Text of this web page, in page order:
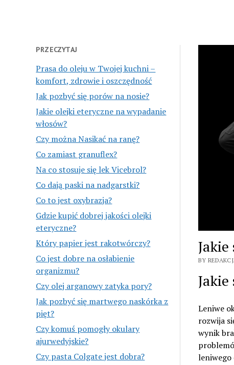
PRZECZYTAJ
Prasa do oleju w Twojej kuchni –
komfort, zdrowie i oszczędność
Jak pozbyć się porów na nosie?
Jakie olejki eteryczne na wypadanie
włosów?
Czy można Nasikać na ranę?
Co zamiast granuflex?
Na co stosuje się lek Vicebrol?
Co dają paski na nadgarstki?
Co to jest oxybrazja?
Gdzie kupić dobrej jakości olejki
eteryczne?
Który papier jest rakotwórczy?
Co jest dobre na osłabienie
organizmu?
Czy olej arganowy zatyka pory?
Jak pozbyć się martwego naskórka z
pięt?
Czy komuś pomogły okulary
ajurwedyjskie?
Czy pasta Colgate jest dobra?
BY
Leniwe
rozwija
wynik
leniwego